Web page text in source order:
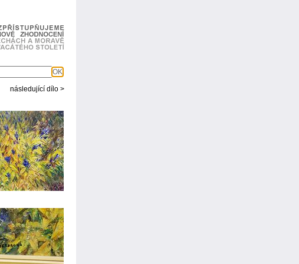
OK
následující dílo >